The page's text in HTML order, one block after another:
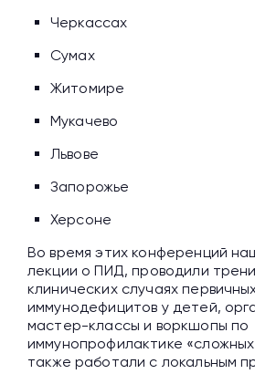
Черкассах
Сумах
Житомире
Мукачево
Львове
Запорожье
Херсоне
Во время этих конференций
лекции о ПИД, проводили
клинических случаях
иммунодефицитов у детей,
мастер-классы и воркшопы по
иммунопрофилактике
также работали с локальным